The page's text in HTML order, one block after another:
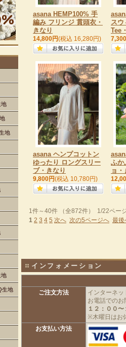
地
地
地
生地
asana HEMP100% 手
編み フリンジ 貫頭衣・
きなり
14,800円(税込 16,280円)
スウ
Tee
asana ヘンプコットン
ゆったり ロングスリー
ブ・きなり
9,800円(税込 10,780円)
ふか
ョ・
1件～40件 （全872件） 1/22ペー
1 2 3 4 5 次へ 次の5ページへ 最後
インフォメーション
ご注文方法
インターネッ
お電話でのお
１２：００〜
※木曜日はお
お支払い方法